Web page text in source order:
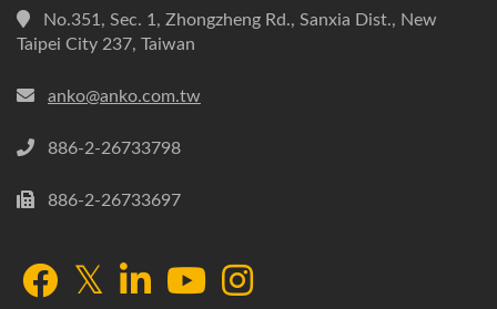
No.351, Sec. 1, Zhongzheng Rd., Sanxia Dist., New
Taipei City 237, Taiwan
anko@anko.com.tw
886-2-26733798
886-2-26733697